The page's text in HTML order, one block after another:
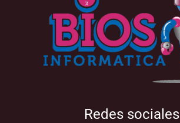
Redes sociales